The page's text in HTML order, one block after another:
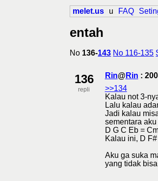
melet.us u FAQ
entah
No 136-143 No 116-135
136
repli
Rin@ Rin :
>>134
Kalau not 3-
Lalu kalau
Jadi kalau
sementara
D G C Eb =
Kalau ini, D
Aku ga suka
yang tidak